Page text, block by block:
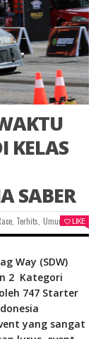
KELAS
SABER
, Terhits,Umum 0
LIKE
Way (SDW)
2 Kategori
747 Starter
yang sangat